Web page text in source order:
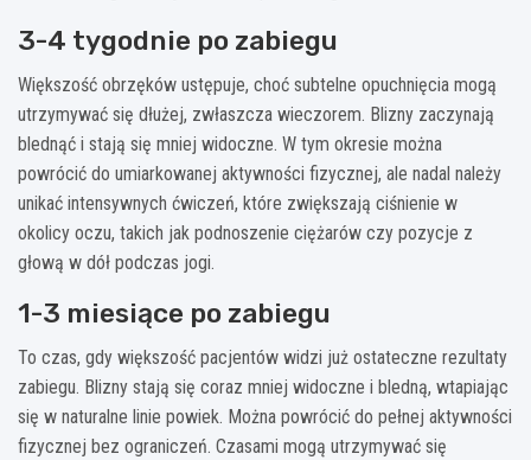
3-4 tygodnie po zabiegu
Większość obrzęków ustępuje, choć subtelne opuchnięcia mogą
utrzymywać się dłużej, zwłaszcza wieczorem. Blizny zaczynają
blednąć i stają się mniej widoczne. W tym okresie można
powrócić do umiarkowanej aktywności fizycznej, ale nadal należy
unikać intensywnych ćwiczeń, które zwiększają ciśnienie w
okolicy oczu, takich jak podnoszenie ciężarów czy pozycje z
głową w dół podczas jogi.
1-3 miesiące po zabiegu
To czas, gdy większość pacjentów widzi już ostateczne rezultaty
zabiegu. Blizny stają się coraz mniej widoczne i bledną, wtapiając
się w naturalne linie powiek. Można powrócić do pełnej aktywności
fizycznej bez ograniczeń. Czasami mogą utrzymywać się